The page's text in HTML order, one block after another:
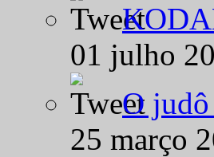
01 julho
O
25 março